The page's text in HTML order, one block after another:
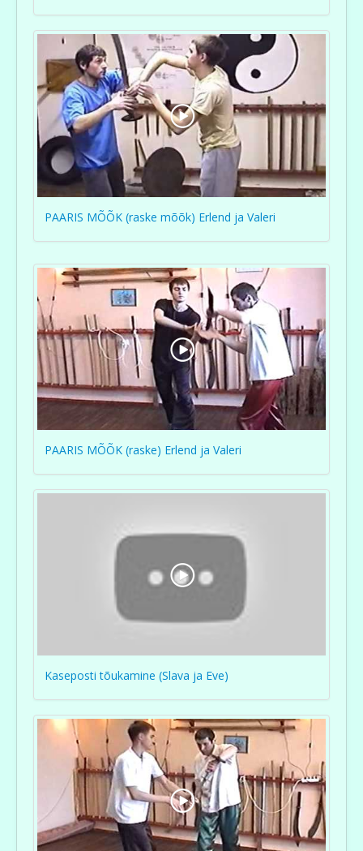
PAARIS MÕÕK (raske mõõk) Erlend ja Valeri
PAARIS MÕÕK (raske) Erlend ja Valeri
Kaseposti tõukamine (Slava ja Eve)